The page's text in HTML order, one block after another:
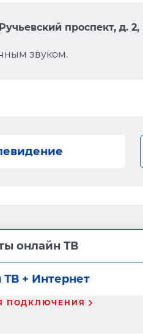
Ручьевский проспект, д.
звуком.
онлайн ТВ
+ Интернет
ПОДКЛЮЧЕНИЯ